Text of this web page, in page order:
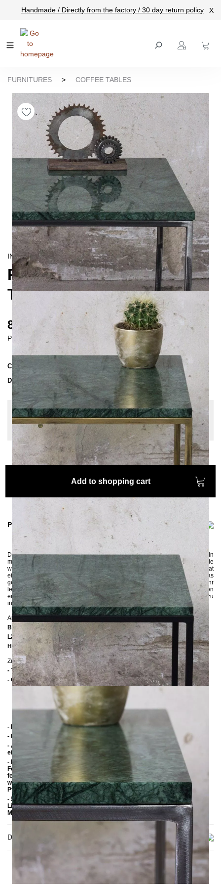
content
Handmade / Directly from the factory / 30 day return policy X
FURNITURES > COFFEE TABLES
INDUSTRIAL/ CONTEMPORAIN
RANA LONG COFFEE
TABLE
885 €
Prices incl. VAT
Collection
Delivery Time
3-4 weeks | del. 27. Aug - 3. Sep
Change configuration
Color:
Gold Patina
Add to shopping cart
Product information
Der hochwertigeCouchtisch RANA longaus Stahl und Marmor
hat ein
modernes und minimalistisches Design, der alle Blicke auf sich zieht. Die
wunderschöne Marmorplatte aus dem Verde Guatemala Marmor hat
einzigartige Maserungen, die jedes Stück zu einem Unikat machen. Das
geradlinige und schlichte Metallgestell bewirkt, dass die schwere Platte sehr
leicht und harmonisch wirkt. Die vier unterschiedlichen Gestellvarianten
ermöglichen den Couchtisch RANA long in verschiedene Einrichtungsstile zu
integrieren.
Abmessungen
Breite:
60 cm
Länge:110 cm
Höhe: 38 cm
Zusätzliche Informationen
- Tischplatte: 2 cm Marmor
- Gestell:
> Stahl Schwarz pulverbeschichtet
> Unbehandelter Stahl (Silber) mit Klarlack
> Stahl Schwarz pulverbeschichtet mit Patina Gold
> Unbehandelter Stahl mit Klarlack
- Handmade
- Marmor: Verde Guatemala
- ACHTUNG es handelt sich hier um Naturstein und eine Abbildung oder
ein Muster kann immer nur beispielhaft sein.
- Marmor ist ein weicher Kalkstein, dadurch anfällig gegenüber
Feuchtigkeit und Säure. Um direkten Kontakt von heißen, kalten oder
feuchten Gegenständen zu vermeiden, sollten Untersetzer verwendet
werden. Flüssigkeiten sollten sofort entfernt werden. Zur Reinigung und
Pflege nur PH neutrale oder für Marmor empfohlene Mittel verwenden.
- !ACHTUNG! -> Die Marmorplatte muss bei Entgegennahme der
Lieferung kontrolliert werden, da es sich hier um ein empfindliches
Material handelt.
Delivery